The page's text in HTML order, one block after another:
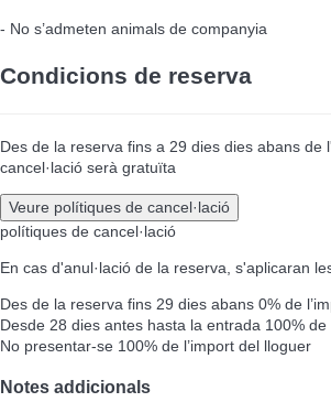
- No s’admeten animals de companyia
Condicions de reserva
Des de la reserva fins a 29 dies dies abans de
cancel·lació serà gratuïta
Veure polítiques de cancel·lació
polítiques de cancel·lació
En cas d'anul·lació de la reserva, s'aplicaran
Des de la reserva fins 29 dies abans 0% de
Desde 28 dies antes hasta la entrada 100% de
No presentar-se 100% de l’import del lloguer
Notes addicionals